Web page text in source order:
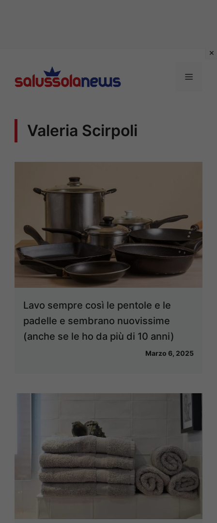
contenuto
MENU
Valeria Scirpoli
Lavo sempre così le pentole e le
padelle e sembrano nuovissime
(anche se le ho da più di 10 anni)
Marzo 6, 2025